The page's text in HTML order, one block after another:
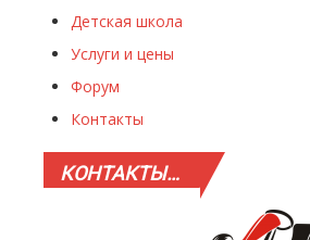
Детская школа
Услуги и цены
Форум
Контакты
КОНТАКТЫ…